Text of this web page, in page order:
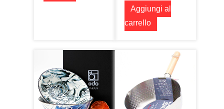
Aggiungi al
carrello